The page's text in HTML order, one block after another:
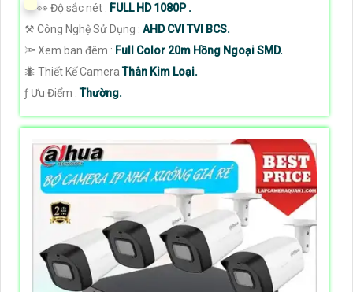
️👀 Độ sắc nét : FULL HD 1080P .
⚒ Công Nghệ Sử Dụng : AHD CVI TVI BCS.
🔦 Xem ban đêm : Full Color 20m Hồng Ngoại SMD.
🐜 Thiết Kế CameraThân Kim Loại.
️ƒ Ưu Điểm :Thường.